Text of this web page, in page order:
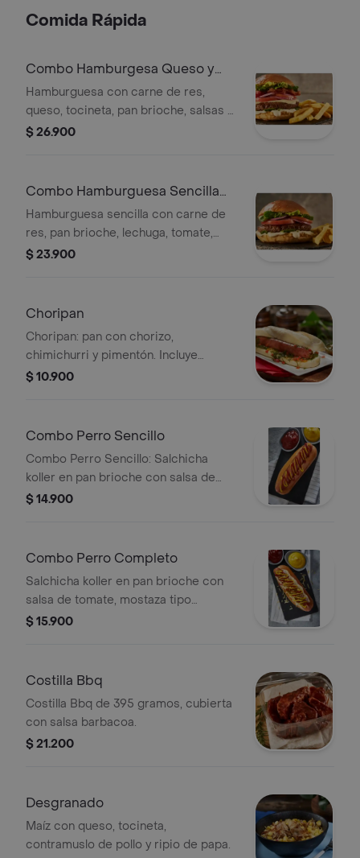
Comida Rápida
Combo Hamburgesa Queso y
Tocineta Wow
Hamburguesa con carne de res,
queso, tocineta, pan brioche, salsas y
vegetales. Incluye papas a la francesa
$ 26.900
Combo Hamburguesa Sencilla
Wow
Hamburguesa sencilla con carne de
res, pan brioche, lechuga, tomate,
cebolla y salsas. Incluye papas fritas y
$ 23.900
Choripan
Choripan: pan con chorizo,
chimichurri y pimentón. Incluye
gaseosa.
$ 10.900
Combo Perro Sencillo
Combo Perro Sencillo: Salchicha
koller en pan brioche con salsa de
tomate y mostaza tipo americano.
$ 14.900
Combo Perro Completo
Salchicha koller en pan brioche con
salsa de tomate, mostaza tipo
americano, papas chips, cebolla roja
$ 15.900
Costilla Bbq
Costilla Bbq de 395 gramos, cubierta
con salsa barbacoa.
$ 21.200
Desgranado
Maíz con queso, tocineta,
contramuslo de pollo y ripio de papa.